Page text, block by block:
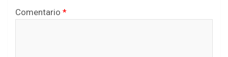
Comentario *